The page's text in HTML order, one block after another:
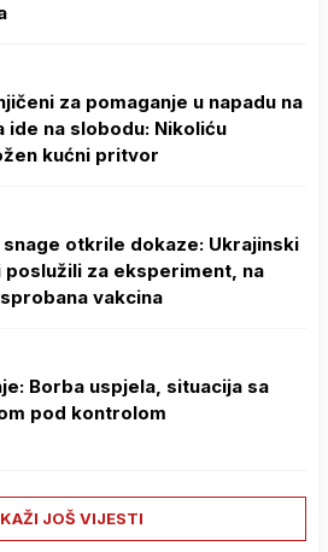
za pomaganje u napadu na
ide na slobodu: Nikoliću
kućni pritvor
snage otkrile dokaze: Ukrajinski
poslužili za eksperiment, na
vakcina
Borba uspjela, situacija sa
pod kontrolom
JOŠ VIJESTI